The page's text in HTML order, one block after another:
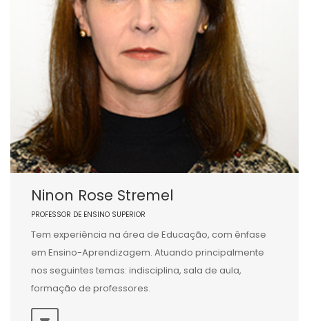
Ninon Rose Stremel
PROFESSOR DE ENSINO SUPERIOR
Tem experiência na área de Educação, com ênfase
em Ensino-Aprendizagem. Atuando principalmente
nos seguintes temas: indisciplina, sala de aula,
formação de professores.